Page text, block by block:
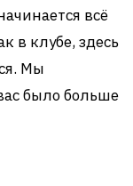
всё
в клубе, здесь
Мы
было больше